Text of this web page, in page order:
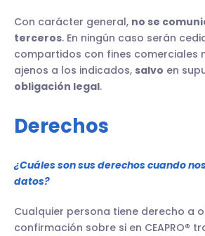
Con carácter general, no se
terceros. En ningún caso serán
compartidos con fines comerciales
ajenos a los indicados, salvo en
obligación legal.
Derechos
¿Cuáles son sus derechos cuando
datos?
Cualquier persona tiene derecho a
confirmación sobre si en CEAPRO®